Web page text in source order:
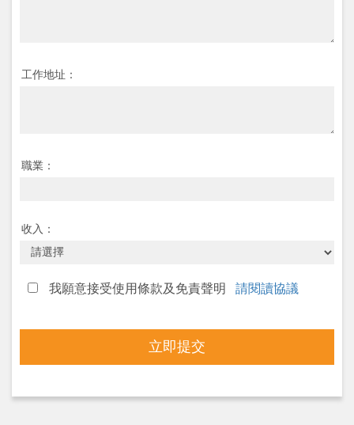
工作地址：
職業：
收入：
我願意接受使用條款及免責聲明 請閱讀協議